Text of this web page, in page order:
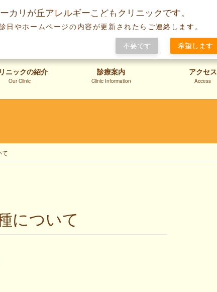
ニックの紹介
Our Clinic
診療案内
Clinic Information
アクセス
Access
て
について
カリが丘アレルギーこどもクリニックです。
日やホームページの内容が更新されたらご連絡します。
不要です 希望します